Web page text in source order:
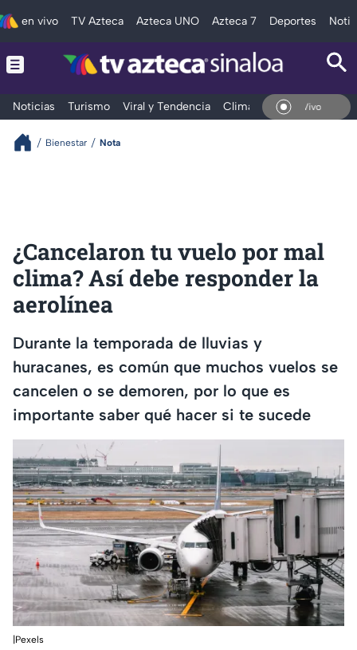
en vivo TV Azteca Azteca UNO Azteca 7 Deportes
Noticias Turismo Viral y Tendencia Clima Deportes
En Vivo
Bienestar Nota
¿Cancelaron tu vuelo por mal
clima? Así debe responder la
aerolínea
Durante la temporada de lluvias y
huracanes, es común que muchos vuelos se
cancelen o se demoren, por lo que es
importante saber qué hacer si te sucede
|Pexels